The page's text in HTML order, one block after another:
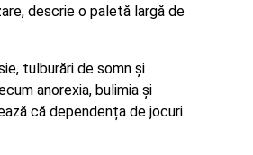
descrie o paletă largă de
tulburări de somn și
anorexia, bulimia și
că dependența de jocuri